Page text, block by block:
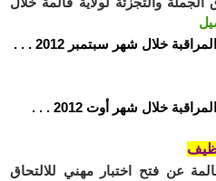
خلال شهر سبتمبر 2012 . . .
خلال شهر أوت 2012 . . .
عن فتح اختبار مهني للالتحاق